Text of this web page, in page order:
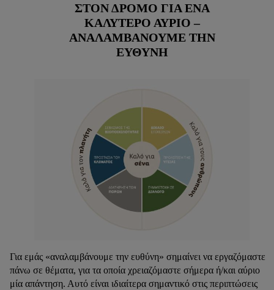
ΣΤΟΝ ΔΡΌΜΟ ΓΙΑ ΈΝΑ
ΚΑΛΎΤΕΡΟ ΑΎΡΙΟ –
ΑΝΑΛΑΜΒΆΝΟΥΜΕ ΤΗΝ
ΕΥΘΎΝΗ
Για εμάς «αναλαμβάνουμε την ευθύνη» σημαίνει να εργαζόμαστε
πάνω σε θέματα, για τα οποία χρειαζόμαστε σήμερα ή/και αύριο
μία απάντηση. Αυτό είναι ιδιαίτερα σημαντικό στις περιπτώσεις